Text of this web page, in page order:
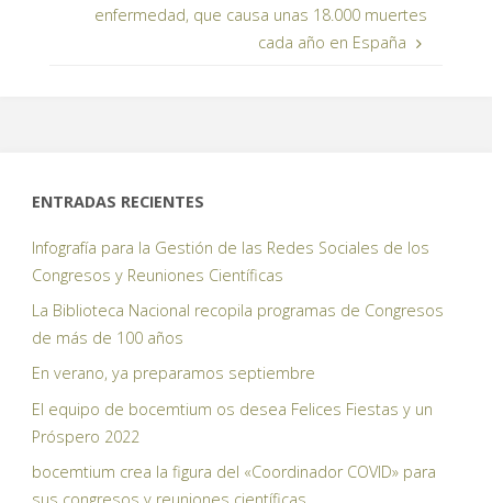
enfermedad, que causa unas 18.000 muertes
cada año en España
ENTRADAS RECIENTES
Infografía para la Gestión de las Redes Sociales de los
Congresos y Reuniones Científicas
La Biblioteca Nacional recopila programas de Congresos
de más de 100 años
En verano, ya preparamos septiembre
El equipo de bocemtium os desea Felices Fiestas y un
Próspero 2022
bocemtium crea la figura del «Coordinador COVID» para